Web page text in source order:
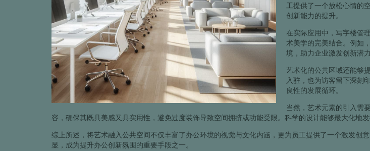
工提供了一个放松心情的
创新能力的提升。
在实际应用中，写字楼管
术美学的完美结合。例如
境，助力企业激发创新潜力
艺术化的公共区域还能够
入驻，也为访客留下深刻
良性的发展循环。
当然，艺术元素的引入需
容，确保其既具美感又具实用性，避免过度装饰导致空间拥挤或功能受限。科学的设计能够最大化地
综上所述，将艺术融入公共空间不仅丰富了办公环境的视觉与文化内涵，更为员工提供了一个激发创
显，成为提升办公创新氛围的重要手段之一。